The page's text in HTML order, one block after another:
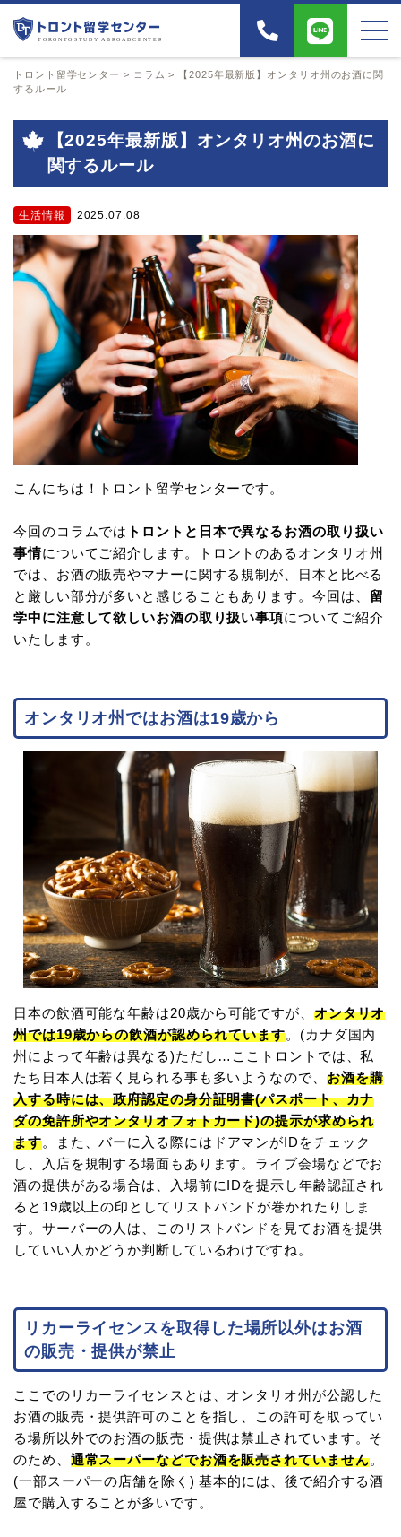
トロント留学センター > コラム >
【2025年最新版】オンタリオ州のお酒に関
するルール
【2025年最新版】オンタリオ州のお酒に
関するルール
生活情報 2025.07.08
こんにちは！トロント留学センターです。
今回のコラムでは トロントと日本で異なるお酒の取り扱い
事情についてご紹介します。トロントのあるオンタリオ州
では、お酒の販売やマナーに関する規制が、日本と比べる
と厳しい部分が多いと感じることもあります。今回は、 留
学中に注意して欲しいお酒の取り扱い事項についてご紹介
いたします。
オンタリオ州ではお酒は19歳から
日本の飲酒可能な年齢は20歳から可能ですが、 オンタリオ
州では19歳からの飲酒が認められています。(カナダ国内
州によって年齢は異なる)ただし…ここトロントでは、私
たち日本人は若く見られる事も多いようなので、 お酒を購
入する時には、政府認定の身分証明書(パスポート、カナ
ダの免許所やオンタリオフォトカード)の提示が求められ
ます。また、バーに入る際にはドアマンがIDをチェック
し、入店を規制する場面もあります。ライブ会場などでお
酒の提供がある場合は、入場前にIDを提示し年齢認証され
ると19歳以上の印としてリストバンドが巻かれたりしま
す。サーバーの人は、このリストバンドを見てお酒を提供
していい人かどうか判断しているわけですね。
リカーライセンスを取得した場所以外はお酒
の販売・提供が禁止
ここでのリカーライセンスとは、オンタリオ州が公認した
お酒の販売・提供許可のことを指し、この許可を取ってい
る場所以外でのお酒の販売・提供は禁止されています。そ
のため、 通常スーパーなどでお酒を販売されていません。
(一部スーパーの店舗を除く) 基本的には、後で紹介する酒
屋で購入することが多いです。